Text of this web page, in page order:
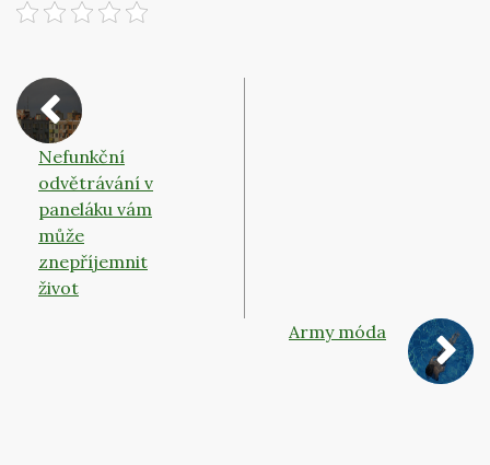
Nefunkční
odvětrávání v
paneláku vám
může
znepříjemnit
život
Army móda